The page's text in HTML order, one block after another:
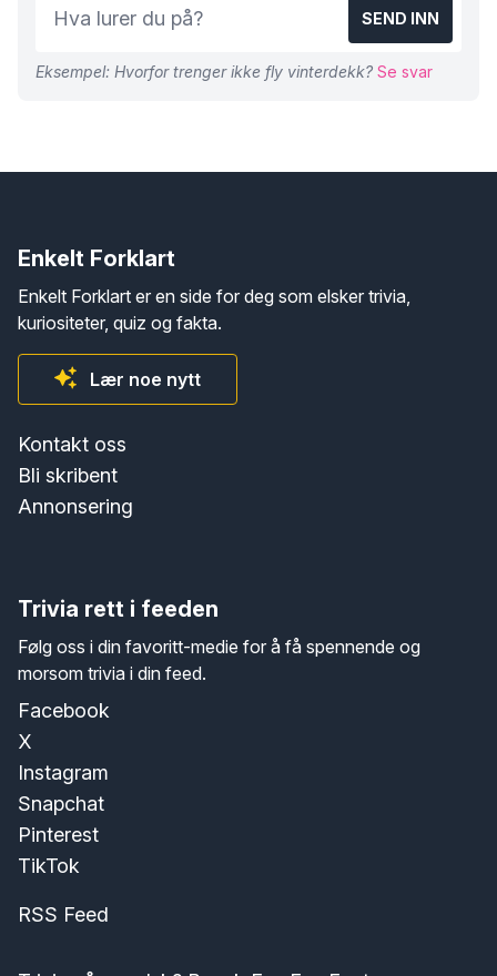
SEND INN
Eksempel: Hvorfor trenger ikke fly vinterdekk? Se svar
Enkelt Forklart
Enkelt Forklart er en side for deg som elsker trivia,
kuriositeter, quiz og fakta.
Lær noe nytt
Kontakt oss
Bli skribent
Annonsering
Trivia rett i feeden
Følg oss i din favoritt-medie for å få spennende og
morsom trivia i din feed.
Facebook
X
Instagram
Snapchat
Pinterest
TikTok
RSS Feed